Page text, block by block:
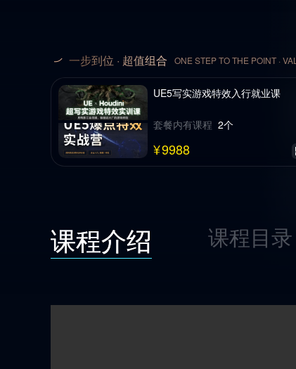
一步到位 · 超值组合 ONE STEP TO THE POINT ·
¥9988
UE5写实游戏特效入行就业课
套餐内有课程 2个
¥9988
课程介绍 课程目录